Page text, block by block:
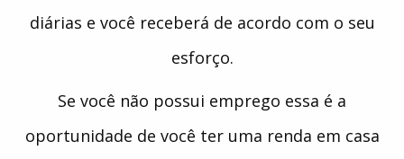
diárias e você receberá de acordo com o seu
esforço.
Se você não possui emprego essa é a
oportunidade de você ter uma renda em casa